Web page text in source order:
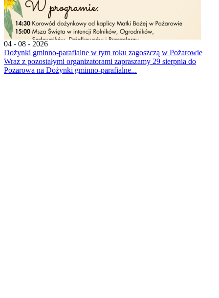
04 - 08 - 2026
Dożynki gminno-parafialne w tym roku zagoszczą w Pożarowie
Wraz z pozostałymi organizatorami zapraszamy 29 sierpnia do
Pożarowa na Dożynki gminno-parafialne...